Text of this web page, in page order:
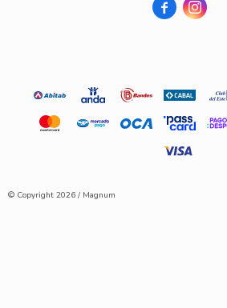
 
© Copyright 2026 / Magnum